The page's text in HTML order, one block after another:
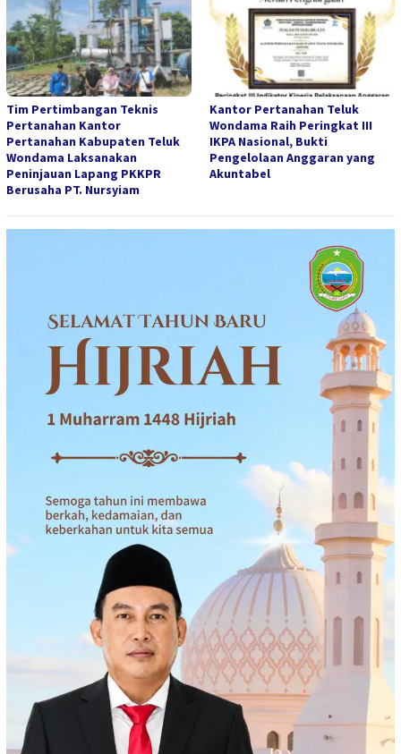
Tim Pertimbangan Teknis
Pertanahan Kantor
Pertanahan Kabupaten Teluk
Wondama Laksanakan
Peninjauan Lapang PKKPR
Berusaha PT. Nursyiam
Kantor Pertanahan Teluk
Wondama Raih Peringkat III
IKPA Nasional, Bukti
Pengelolaan Anggaran yang
Akuntabel